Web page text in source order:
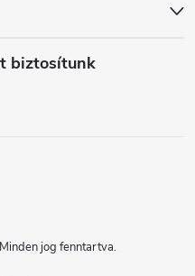
biztosítunk
jog fenntartva.